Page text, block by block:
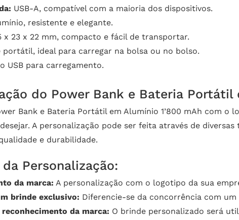
USB-A, compatível com a maioria dos dispositivos.
resistente e elegante.
x 23 x 22 mm, compacto e fácil de transportar.
portátil, ideal para carregar na bolsa ou no bolso.
USB para carregamento.
do Power Bank e Bateria Portátil
Bank e Bateria Portátil em Alumínio 1’800 mAh com
A personalização pode ser feita através de
e durabilidade.
Personalização:
da marca: A personalização com o logotipo da sua
brinde exclusivo: Diferencie-se da concorrência com
da marca: O brinde personalizado será